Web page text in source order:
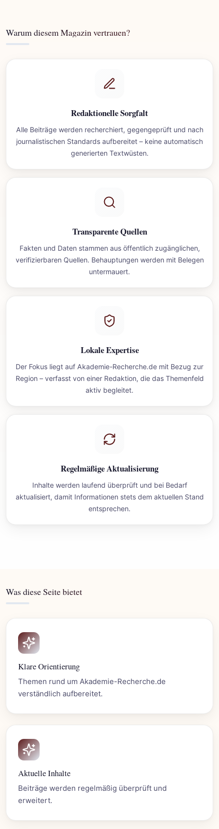
Warum diesem Magazin vertrauen?
Redaktionelle Sorgfalt
Alle Beiträge werden recherchiert, gegengeprüft und nach
journalistischen Standards aufbereitet – keine automatisch
generierten Textwüsten.
Transparente Quellen
Fakten und Daten stammen aus öffentlich zugänglichen,
verifizierbaren Quellen. Behauptungen werden mit Belegen
untermauert.
Lokale Expertise
Der Fokus liegt auf Akademie-Recherche.de mit Bezug zur
Region – verfasst von einer Redaktion, die das Themenfeld
aktiv begleitet.
Regelmäßige Aktualisierung
Inhalte werden laufend überprüft und bei Bedarf
aktualisiert, damit Informationen stets dem aktuellen Stand
entsprechen.
Was diese Seite bietet
Klare Orientierung
Themen rund um Akademie-Recherche.de
verständlich aufbereitet.
Aktuelle Inhalte
Beiträge werden regelmäßig überprüft und
erweitert.